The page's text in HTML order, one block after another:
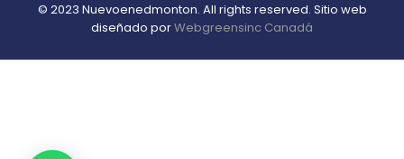
© 2023 Nuevoenedmonton. All rights reserved. Sitio web
diseñado porWebgreensinc Canadá